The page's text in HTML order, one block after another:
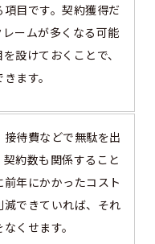
目です。契約獲得だ
ームが多くなる可能
設けておくことで、
ます。
待費などで無駄を出
約数も関係すること
年にかかったコスト
できていれば、それ
くせます。